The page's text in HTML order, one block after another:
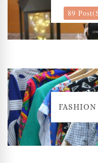
89
FASHION